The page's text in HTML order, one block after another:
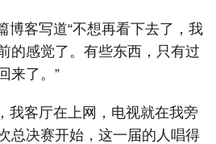
客写道“不想再看下去了，我
的感觉了。有些东西，只有过
来了。”
客厅在上网，电视就在我旁
总决赛开始，这一届的人唱得